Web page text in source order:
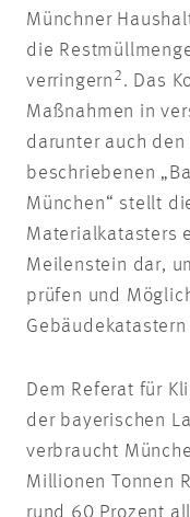
Münchner
die
verringern 2 . Das
Maßnahmen in
darunter auch
beschriebenen
München“ stellt
Materialkatasters
Meilenstein dar,
prüfen und
Dem Referat für
der bayerischen
verbraucht
Millionen Tonnen
rund 60 Prozent